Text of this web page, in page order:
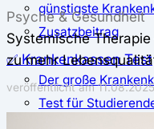
günstigste
Zusatzbeitrag
✅ Krankenkassen Test
Der große
Test für
Psyche & Gesundheit
Systemische
zu mehr
veröffentlicht am11.08.2025